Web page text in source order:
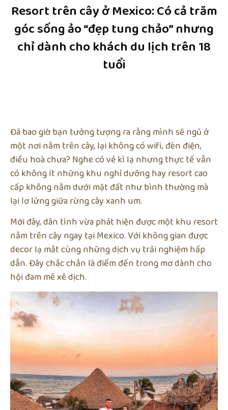
Resort trên cây ở Mexico: Có cả trăm
góc sống ảo “đẹp tung chảo” nhưng
chỉ dành cho khách du lịch trên 18
tuổi
Đã bao giờ bạn tưởng tượng ra rằng mình sẽ ngủ ở
một nơi nằm trên cây, lại không có wifi, đèn điện,
điều hoà chưa? Nghe có vẻ kì lạ nhưng thực tế vẫn
có không ít những khu nghỉ dưỡng hay resort cao
cấp không nằm dưới mặt đất như bình thường mà
lại lơ lửng giữa rừng cây xanh um.
Mới đây, dân tình vừa phát hiện được một khu resort
nằm trên cây ngay tại Mexico. Với không gian được
decor lạ mắt cùng những dịch vụ trải nghiệm hấp
dẫn. Đây chắc chắn là điểm đến trong mơ dành cho
hội đam mê xê dịch.